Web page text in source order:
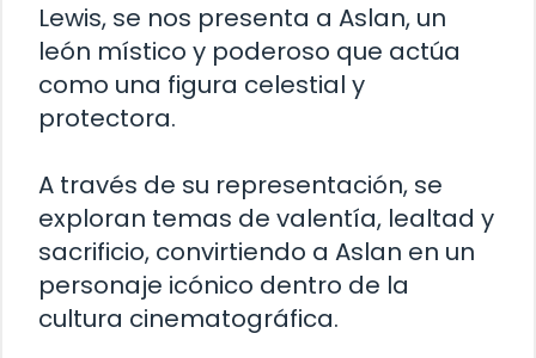
Lewis, se nos presenta a Aslan, un
león místico y poderoso que actúa
como una figura celestial y
protectora.
A través de su representación, se
exploran temas de valentía, lealtad y
sacrificio, convirtiendo a Aslan en un
personaje icónico dentro de la
cultura cinematográfica.